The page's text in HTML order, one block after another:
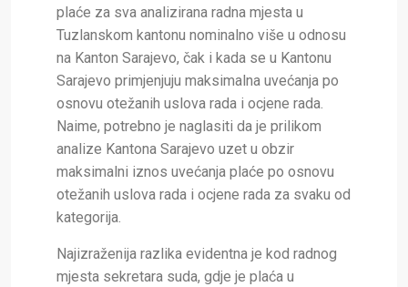
plaće za sva analizirana radna mjesta u
Tuzlanskom kantonu nominalno više u odnosu
na Kanton Sarajevo, čak i kada se u Kantonu
Sarajevo primjenjuju maksimalna uvećanja po
osnovu otežanih uslova rada i ocjene rada.
Naime, potrebno je naglasiti da je prilikom
analize Kantona Sarajevo uzet u obzir
maksimalni iznos uvećanja plaće po osnovu
otežanih uslova rada i ocjene rada za svaku od
kategorija.
Najizraženija razlika evidentna je kod radnog
mjesta sekretara suda, gdje je plaća u